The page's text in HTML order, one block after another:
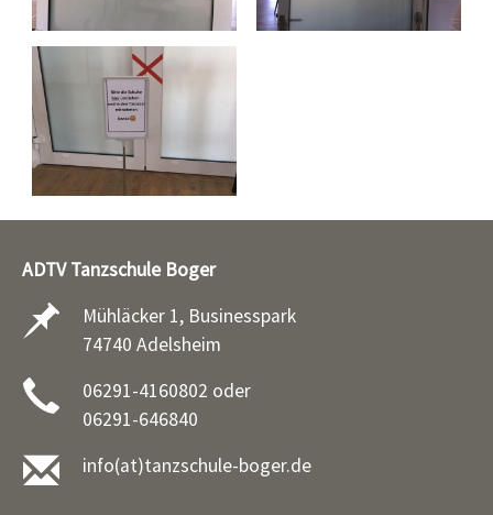
ADTV Tanzschule Boger
Mühläcker 1, Businesspark
74740 Adelsheim
06291-4160802 oder
06291-646840
info(at)tanzschule-boger.de